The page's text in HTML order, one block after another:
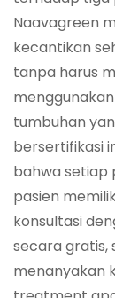
Naavagreen
kecantikan
tanpa harus
tumbuhan
bersertifikasi
bahwa setiap
pasien
konsultasi
secara gratis,
menanyakan